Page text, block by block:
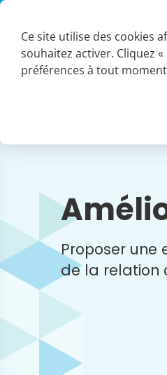
Proposer une
de la relation
Panneau de gestion des cookies
Ce site utilise des cookies
souhaitez activer. Cliquez
préférences à tout